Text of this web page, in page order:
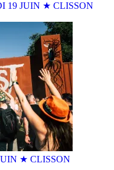
19 JUIN ★ CLISSON
★ CLISSON